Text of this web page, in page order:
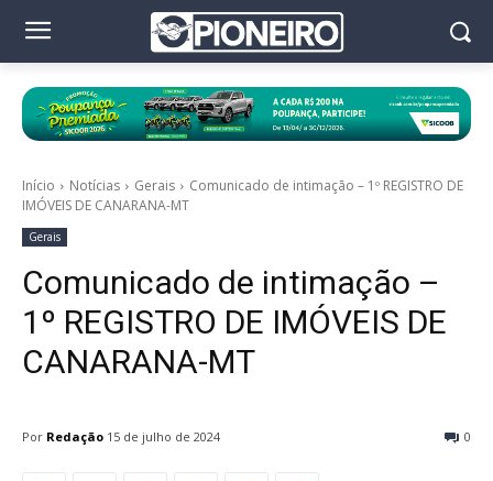
Início Notícias Gerais
Comunicado de intimação – 1º REGISTRO DE
IMÓVEIS DE CANARANA-MT
Gerais
Comunicado de intimação –
1º REGISTRO DE IMÓVEIS DE
CANARANA-MT
Por Redação 0
15 de julho de 2024